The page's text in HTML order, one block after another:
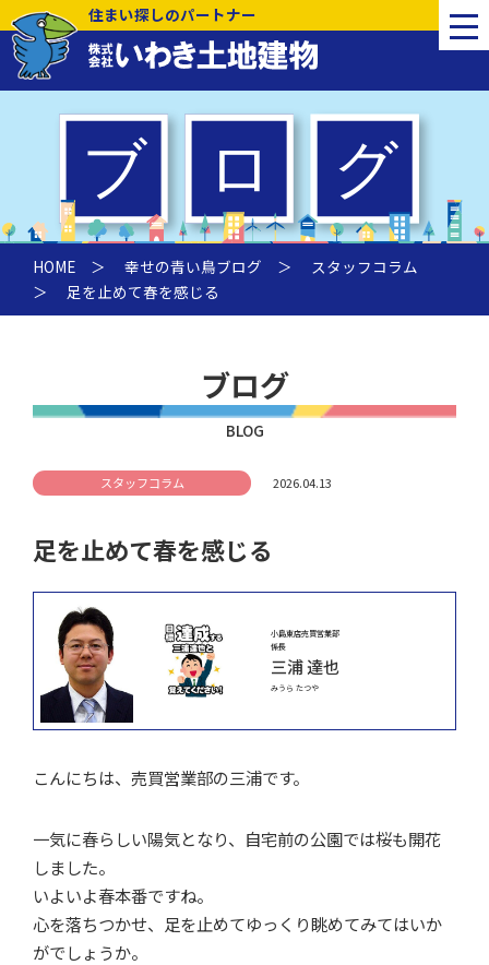
住まい探しのパートナー
HOME ＞ 幸せの青い鳥ブログ ＞ スタッフコラム
＞ 足を止めて春を感じる
ブログ
BLOG
スタッフコラム 2026.04.13
足を止めて春を感じる
小島東店売買営業部
係長
三浦 達也
みうら たつや
こんにちは、売買営業部の三浦です。
一気に春らしい陽気となり、自宅前の公園では桜も開花
しました。
いよいよ春本番ですね。
心を落ちつかせ、足を止めてゆっくり眺めてみてはいか
がでしょうか。